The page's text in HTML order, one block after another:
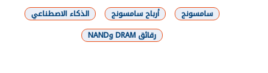
سامسونج أرباح سامسونج
الذكاء الاصطناعي
رقائق DRAM وNAND